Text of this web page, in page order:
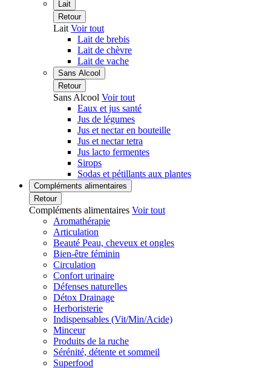
Lait
Retour
Lait Voir tout
Lait de brebis
Lait de chèvre
Lait de vache
Sans Alcool
Retour
Sans Alcool Voir tout
Eaux et jus santé
Jus de légumes
Jus et nectar en bouteille
Jus et nectar tetra
Jus lacto fermentes
Sirops
Sodas et pétillants aux plantes
Compléments alimentaires
Retour
Compléments alimentaires Voir tout
Aromathérapie
Articulation
Beauté Peau, cheveux et ongles
Bien-être féminin
Circulation
Confort urinaire
Défenses naturelles
Détox Drainage
Herboristerie
Indispensables (Vit/Min/Acide)
Minceur
Produits de la ruche
Sérénité, détente et sommeil
Superfood